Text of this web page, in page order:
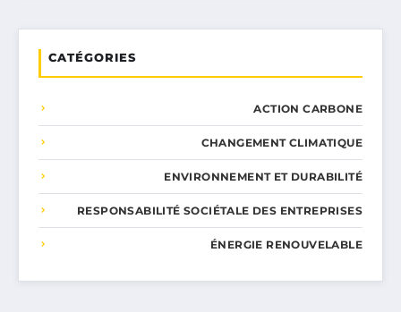
CATÉGORIES
ACTION CARBONE
CHANGEMENT CLIMATIQUE
ENVIRONNEMENT ET DURABILITÉ
RESPONSABILITÉ SOCIÉTALE DES ENTREPRISES
ÉNERGIE RENOUVELABLE